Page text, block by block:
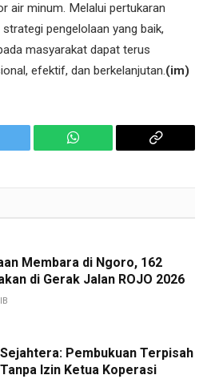
air minum. Melalui pertukaran
pengelolaan yang baik,
masyarakat dapat terus
efektif, dan berkelanjutan.(im)
WhatsApp
Copy
Membara di Ngoro, 162
di Gerak Jalan ROJO 2026
Pembukuan Terpisah
Izin Ketua Koperasi